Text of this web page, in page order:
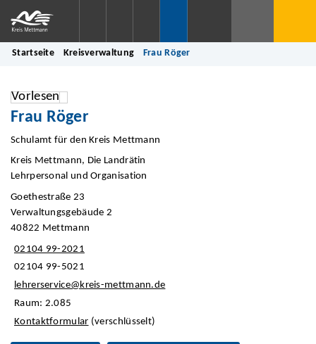
Startseite Kreisverwaltung Frau Röger
Vorlesen
Frau Röger
Schulamt für den Kreis Mettmann
Kreis Mettmann, Die Landrätin
Lehrpersonal und Organisation
Goethestraße 23
Verwaltungsgebäude 2
40822 Mettmann
02104 99-2021
02104 99-5021
lehrerservice@kreis-mettmann.de
Raum: 2.085
Kontaktformular (verschlüsselt)